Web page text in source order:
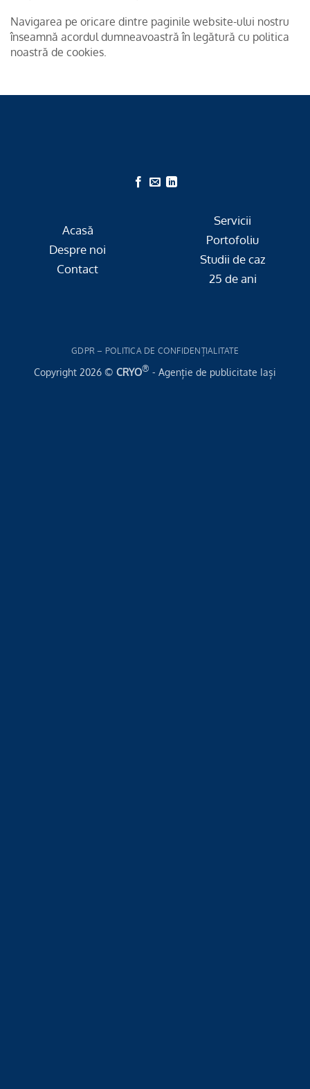
Navigarea pe oricare dintre paginile website-ului nostru
înseamnă acordul dumneavoastră în legătură cu politica
noastră de cookies.
Acasă
Despre noi
Contact
Servicii
Portofoliu
Studii de caz
25 de ani
GDPR – POLITICA DE CONFIDENȚIALITATE
Copyright 2026 © CRYO® - Agenție de publicitate Iași